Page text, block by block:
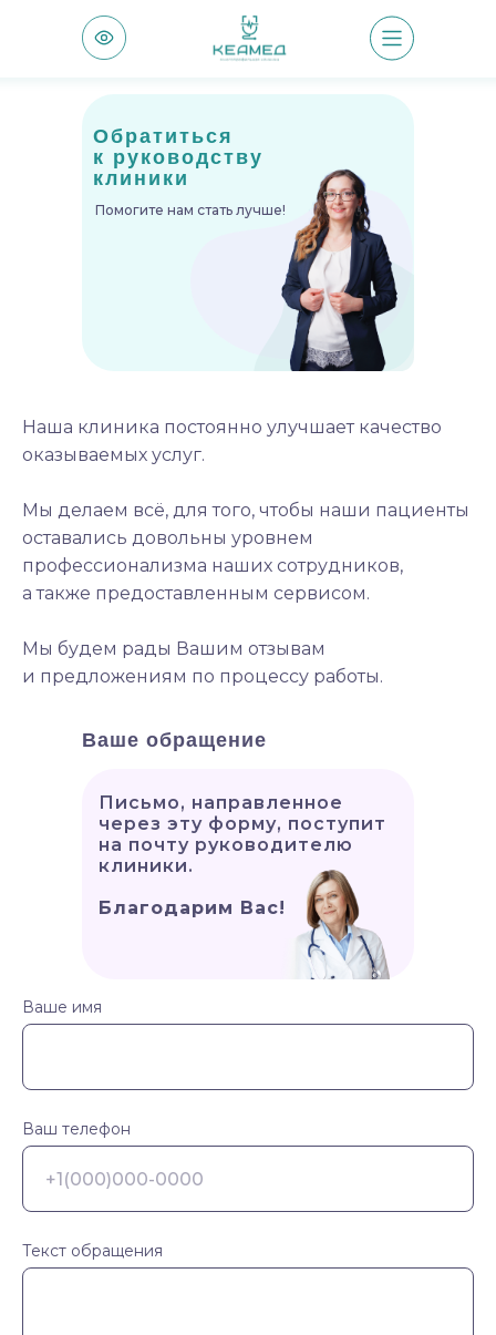
Обратиться
к руководству
клиники
Помогите нам стать лучше!
Наша клиника постоянно улучшает качество
оказываемых услуг.
Мы делаем всё, для того, чтобы наши пациенты
оставались довольны уровнем
профессионализма наших сотрудников,
а также предоставленным сервисом.
Мы будем рады Вашим отзывам
и предложениям по процессу работы.
Ваше обращение
Письмо, направленное
через эту форму, поступит
на почту руководителю
клиники.
Благодарим Вас!
Ваше имя
Ваш телефон
Текст обращения